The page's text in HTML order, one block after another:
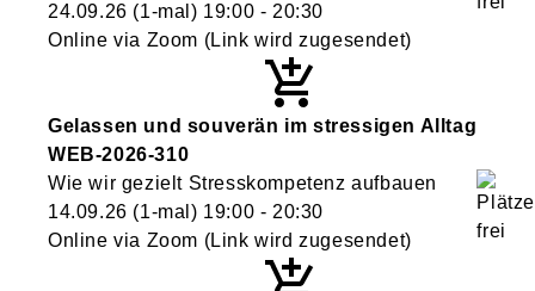
24.09.26 (1-mal) 19:00 - 20:30
Online via Zoom (Link wird zugesendet)
Gelassen und souverän im stressigen Alltag
WEB-2026-310
Wie wir gezielt Stresskompetenz aufbauen
14.09.26 (1-mal) 19:00 - 20:30
Online via Zoom (Link wird zugesendet)